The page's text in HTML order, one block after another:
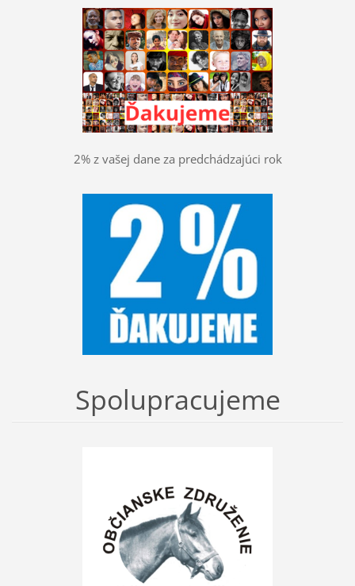
2% z vašej dane za predchádzajúci rok
Spolupracujeme